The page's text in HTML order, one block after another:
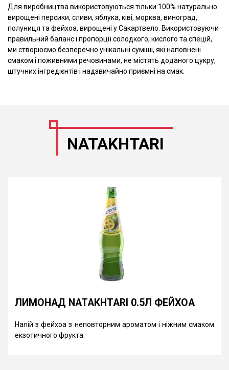
Для виробництва використовуються тільки 100% натурально
вирощені персики, сливи, яблука, ківі, морква, виноград,
полуниця та фейхоа, вирощені у Сакартвело. Використовуючи
правильний баланс і пропорції солодкого, кислого та спецій,
ми створюємо безперечно унікальні суміші, які наповнені
смаком і поживними речовинами, не містять доданого цукру,
штучних інгредієнтів і надзвичайно приємні на смак.
NATAKHTARI
ЛИМОНАД NATAKHTARI 0.5Л ФЕЙХОА
Напій з фейхоа з неповторним ароматом і ніжним смаком
екзотичного фрукта.